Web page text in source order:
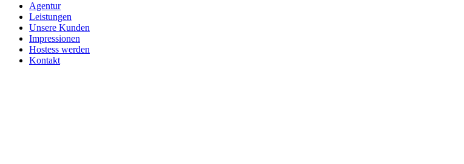
Agentur
Leistungen
Unsere Kunden
Impressionen
Hostess werden
Kontakt